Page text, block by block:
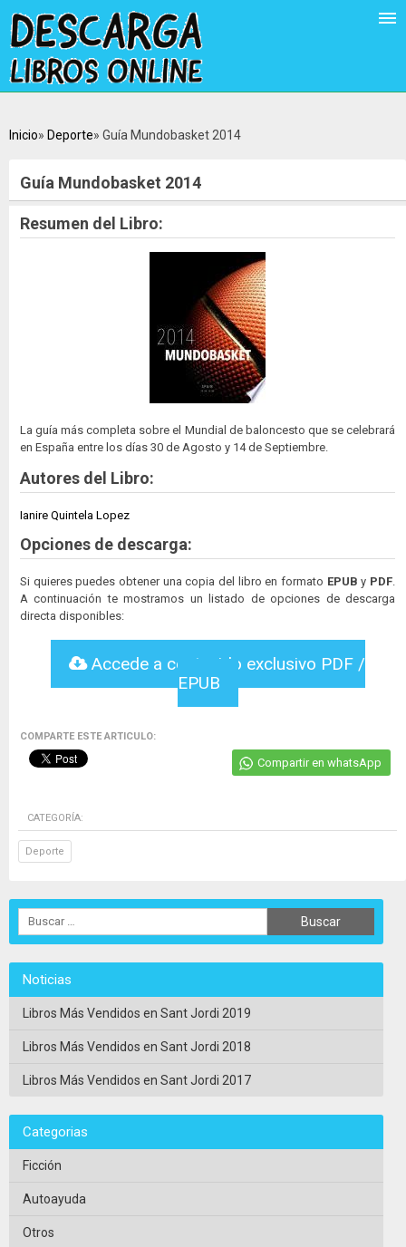
Inicio Deporte Guía Mundobasket 2014
Guía Mundobasket 2014
Resumen del Libro:
La guía más completa sobre el Mundial de baloncesto que se celebrará
en España entre los días 30 de Agosto y 14 de Septiembre.
Autores del Libro:
Ianire Quintela Lopez
Opciones de descarga:
Si quieres puedes obtener una copia del libro en formato EPUB y PDF
A continuación te mostramos un listado de opciones de descarga
directa disponibles:
Accede a contenido exclusivo PDF /
EPUB
COMPARTE ESTE ARTICULO:
Compartir en whatsApp
CATEGORÍA:
Deporte
Noticias
Libros Más Vendidos en Sant Jordi 2019
Libros Más Vendidos en Sant Jordi 2018
Libros Más Vendidos en Sant Jordi 2017
Categorias
Ficción
Autoayuda
Otros